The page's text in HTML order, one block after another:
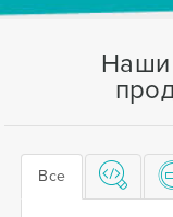
Наши
Все